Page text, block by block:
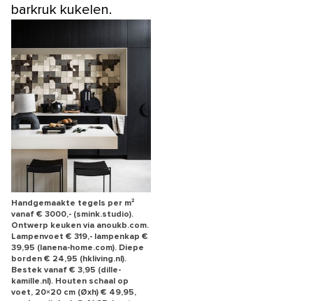
barkruk kukelen.
Handgemaakte tegels per m²
vanaf € 3000,- (smink.studio).
Ontwerp keuken via anoukb.com.
Lampenvoet € 319,- lampenkap €
39,95 (lanena-home.com). Diepe
borden € 24,95 (hkliving.nl).
Bestek vanaf € 3,95 (dille-
kamille.nl). Houten schaal op
voet, 20×20 cm (Øxh) € 49,95,